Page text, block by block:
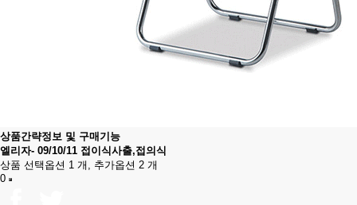
상품간략정보 및 구매기능
엘리자- 09/10/11 접이식사출,접의식
상품 선택옵션 1 개, 추가옵션 2 개
0